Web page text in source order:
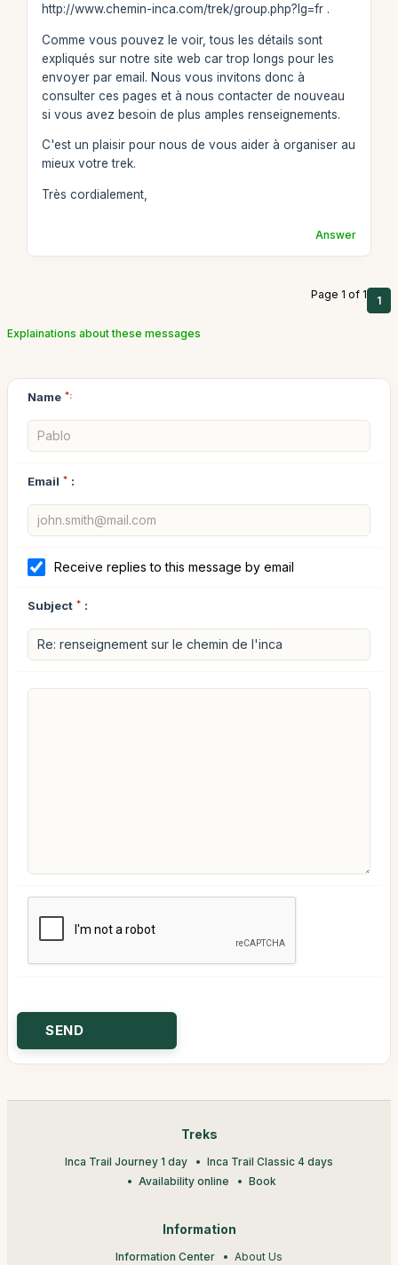
http://www.chemin-inca.com/trek/group.php?lg=fr .
Comme vous pouvez le voir, tous les détails sont
expliqués sur notre site web car trop longs pour les
envoyer par email. Nous vous invitons donc à
consulter ces pages et à nous contacter de nouveau
si vous avez besoin de plus amples renseignements.
C'est un plaisir pour nous de vous aider à organiser au
mieux votre trek.
Très cordialement,
Answer
Page 1 of 1 1
Explainations about these messages
Name *:
Email * :
Receive replies to this message by email
Subject * :
Treks
Inca Trail Journey 1 day
Inca Trail Classic 4 days
Availability online
Book
Information
Information Center About Us